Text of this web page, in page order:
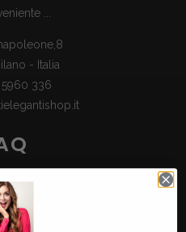
...
- Italia
5960 336